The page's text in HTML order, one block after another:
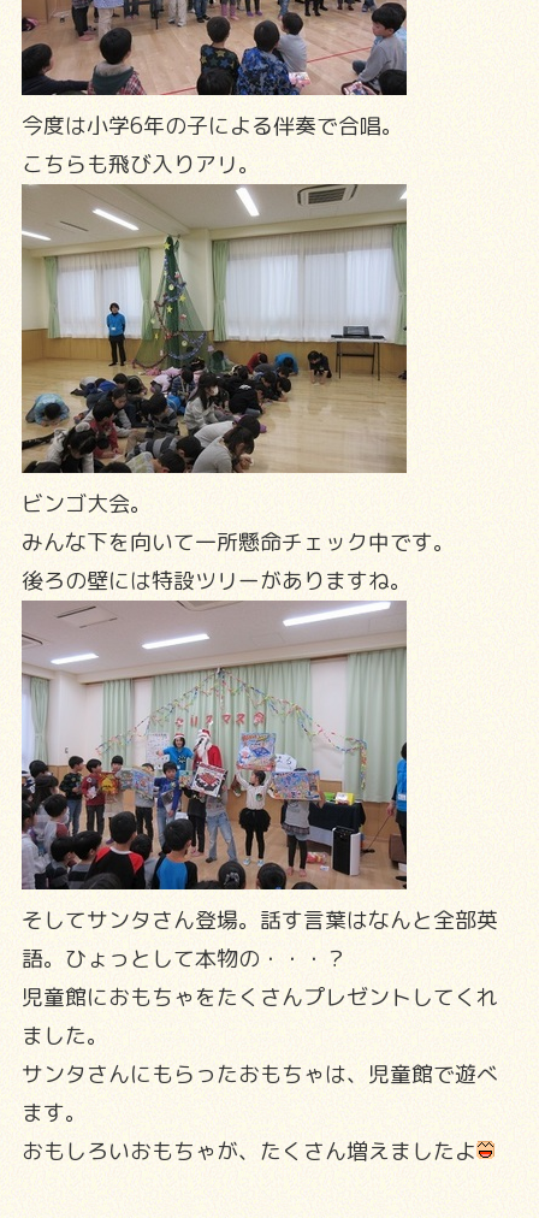
今度は小学6年の子による伴奏で合唱。
こちらも飛び入りアリ。
ビンゴ大会。
みんな下を向いて一所懸命チェック中です。
後ろの壁には特設ツリーがありますね。
そしてサンタさん登場。話す言葉はなんと全部英
語。ひょっとして本物の・・・？
児童館におもちゃをたくさんプレゼントしてくれ
ました。
サンタさんにもらったおもちゃは、児童館で遊べ
ます。
おもしろいおもちゃが、たくさん増えましたよ